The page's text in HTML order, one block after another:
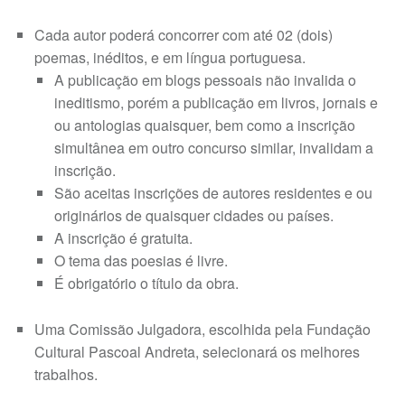
Cada autor poderá concorrer com até 02 (dois)
poemas, inéditos, e em língua portuguesa.
A publicação em blogs pessoais não invalida o
ineditismo, porém a publicação em livros, jornais e
ou antologias quaisquer, bem como a inscrição
simultânea em outro concurso similar, invalidam a
inscrição.
São aceitas inscrições de autores residentes e ou
originários de quaisquer cidades ou países.
A inscrição é gratuita.
O tema das poesias é livre.
É obrigatório o título da obra.
Uma Comissão Julgadora, escolhida pela Fundação
Cultural Pascoal Andreta, selecionará os melhores
trabalhos.